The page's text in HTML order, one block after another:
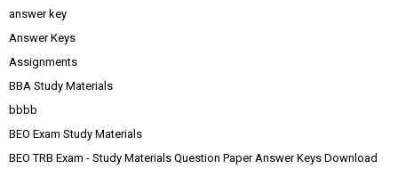
answer key
Answer Keys
Assignments
BBA Study Materials
bbbb
BEO Exam Study Materials
BEO TRB Exam - Study Materials Question Paper Answer Keys Download